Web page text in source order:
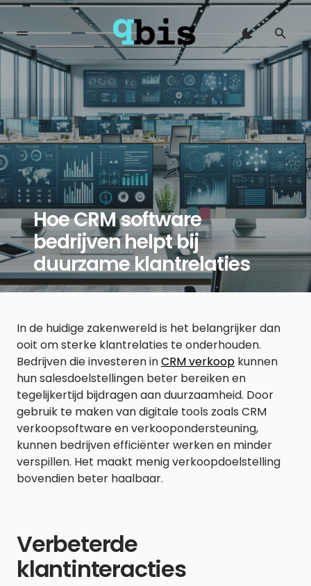
Hoe CRM software
bedrijven helpt bij
duurzame klantrelaties
In de huidige zakenwereld is het belangrijker dan
ooit om sterke klantrelaties te onderhouden.
Bedrijven die investeren inCRM verkoop kunnen
hun salesdoelstellingen beter bereiken en
tegelijkertijd bijdragen aan duurzaamheid. Door
gebruik te maken van digitale tools zoals CRM
verkoopsoftware en verkoopondersteuning,
kunnen bedrijven efficiënter werken en minder
verspillen. Het maakt menig verkoopdoelstelling
bovendien beter haalbaar.
Verbeterde
klantinteracties